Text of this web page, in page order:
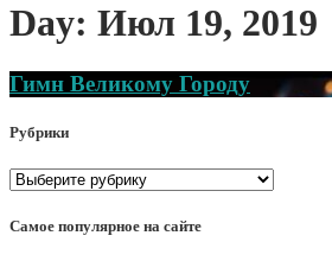
Day: Июл 19, 2019
Гимн Великому Городу
Рубрики
Рубрики
Самое популярное на сайте